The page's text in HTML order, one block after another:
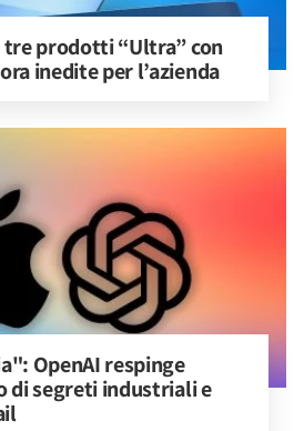
prodotti “Ultra” con
inedite per l’azienda
OpenAI respinge
di segreti industriali e